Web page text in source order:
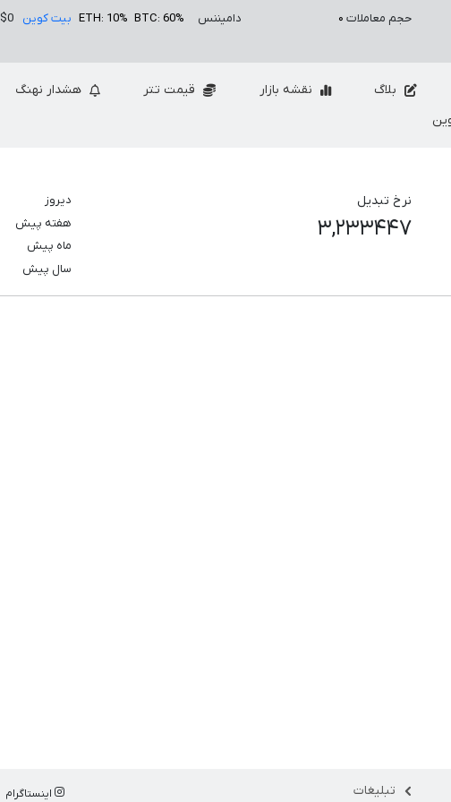
حجم معاملات ۰ دامیننس BTC: 60%
ETH: 10% بیت کوین $0
بلاگ نقشه بازار قیمت تتر
هشدار نهنگ
نرخ تبدیل
۳,۲۳۳۴۴۷
دیروز
هفته پیش
ماه پیش
سال پیش
تبلیغات اینستاگرام